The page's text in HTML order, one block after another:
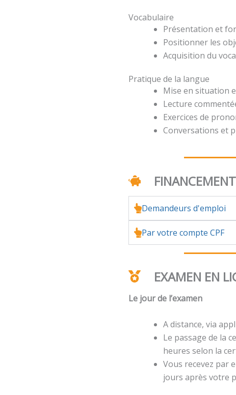
Vocabulaire
Présentation et
Positionner les
Acquisition du
Pratique de la langue
Mise en situation
Lecture
Exercices de
Conversations et
FINANCEMENT
Demandeurs d'emploi
Par votre compte CPF
EXAMEN EN
Le jour de l’examen
A distance, via
Le passage de la
heures selon la
Vous recevez par
jours après votre